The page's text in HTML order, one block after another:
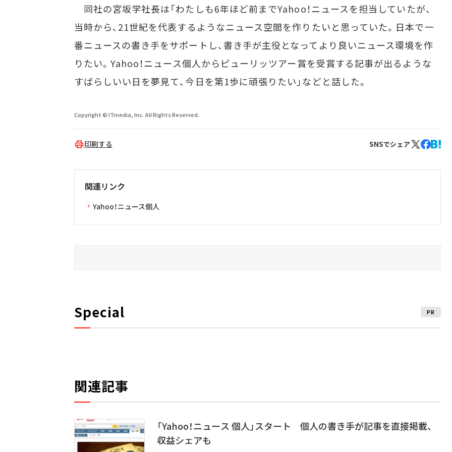
同社の宮坂学社長は「わたしも6年ほど前までYahoo！ニュースを担当していたが、
当時から、21世紀を代表するようなニュース空間を作りたいと思っていた。日本で一
番ニュースの書き手をサポートし、書き手が主役となってより良いニュース環境を作
りたい。Yahoo！ニュース個人からピューリッツアー賞を受賞する記事が出るような
すばらしいい日を夢見て、今日を第1歩に頑張りたい」などと話した。
Copyright © ITmedia, Inc. All Rights Reserved.
印刷する SNSでシェア
関連リンク
Yahoo！ニュース個人
Special PR
関連記事
「Yahoo！ニュース 個人」スタート 個人の書き手が記事を直接掲載、
収益シェアも